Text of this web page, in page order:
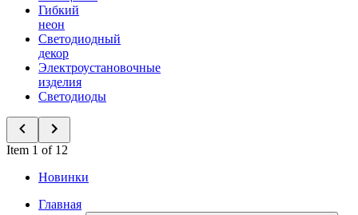
Гибкий
неон
Светодиодный
декор
Электроустановочные
изделия
Светодиоды
Item 1 of 12
Новинки
Главная